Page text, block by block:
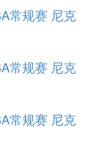
常规赛 尼克
常规赛 尼克
常规赛 尼克